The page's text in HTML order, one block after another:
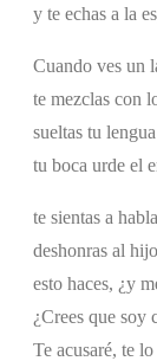
y te echas a la
Cuando ves un
te mezclas con
sueltas tu
tu boca urde el
te sientas a
deshonras al
esto haces, ¿y
¿Crees que soy
Te acusaré, te